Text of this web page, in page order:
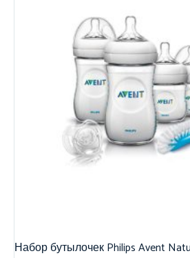
Набор бутылочек Philips Avent